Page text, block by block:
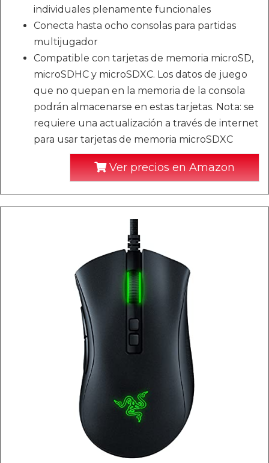
individuales plenamente funcionales
Conecta hasta ocho consolas para partidas
multijugador
Compatible con tarjetas de memoria microSD,
microSDHC y microSDXC. Los datos de juego
que no quepan en la memoria de la consola
podrán almacenarse en estas tarjetas. Nota: se
requiere una actualización a través de internet
para usar tarjetas de memoria microSDXC
Ver precios en Amazon